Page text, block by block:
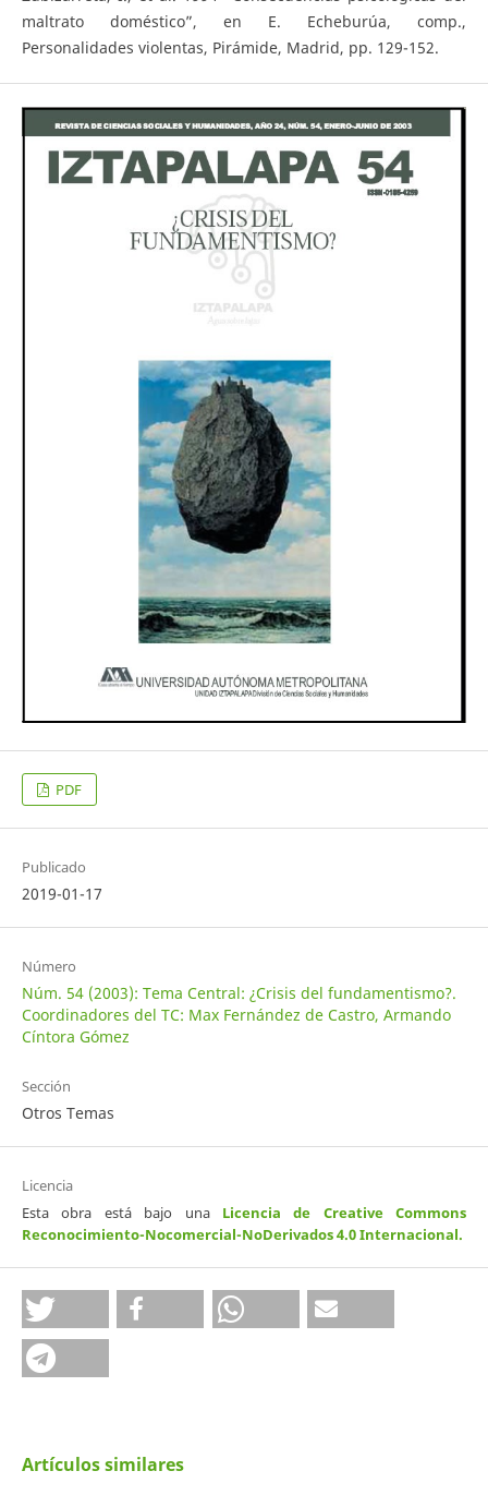
maltrato doméstico”, en E. Echeburúa, comp.,
Personalidades violentas, Pirámide, Madrid, pp. 129-152.
PDF
Publicado
2019-01-17
Número
Núm. 54 (2003): Tema Central: ¿Crisis del fundamentismo?.
Coordinadores del TC: Max Fernández de Castro, Armando
Cíntora Gómez
Sección
Otros Temas
Licencia
Esta obra está bajo una Licencia de Creative Commons
Reconocimiento-Nocomercial-NoDerivados 4.0 Internacional.
Artículos similares